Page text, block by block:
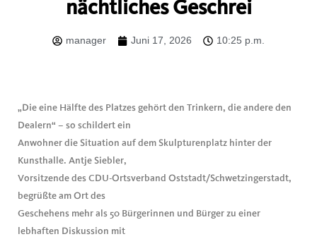
nächtliches Geschrei
manager Juni 17, 2026 10:25 p.m.
„Die eine Hälfte des Platzes gehört den Trinkern, die andere den
Dealern“ – so schildert ein
Anwohner die Situation auf dem Skulpturenplatz hinter der
Kunsthalle. Antje Siebler,
Vorsitzende des CDU-Ortsverband Oststadt/Schwetzingerstadt,
begrüßte am Ort des
Geschehens mehr als 50 Bürgerinnen und Bürger zu einer
lebhaften Diskussion mit